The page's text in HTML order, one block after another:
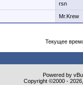
rsn
Mr.Krew
Текущее
Powered by
Copyright ©2000 -